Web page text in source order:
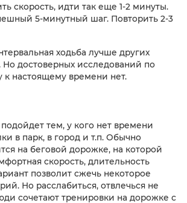
скорость, идти так еще 1-2 минуты.
5-минутный шаг. Повторить 2-3
ходьба лучше других
Но достоверных исследований по
к настоящему времени нет.
тем, у кого нет времени
в парк, в город и т.п. Обычно
на беговой дорожке, на которой
скорость, длительность
позволит сжечь некоторое
Но расслабиться, отвлечься не
сочетают тренировки на дорожке с